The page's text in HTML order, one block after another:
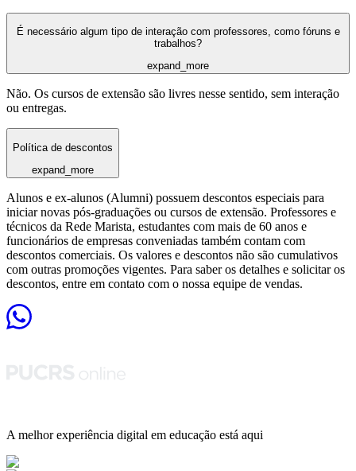
É necessário algum tipo de interação com professores, como fóruns e
trabalhos?
expand_more
Não. Os cursos de extensão são livres nesse sentido, sem interação
ou entregas.
Política de descontos
expand_more
Alunos e ex-alunos (Alumni) possuem descontos especiais para
iniciar novas pós-graduações ou cursos de extensão. Professores e
técnicos da Rede Marista, estudantes com mais de 60 anos e
funcionários de empresas conveniadas também contam com
descontos comerciais. Os valores e descontos não são cumulativos
com outras promoções vigentes. Para saber os detalhes e solicitar os
descontos, entre em contato com o nossa equipe de vendas.
A melhor experiência digital em educação está aqui